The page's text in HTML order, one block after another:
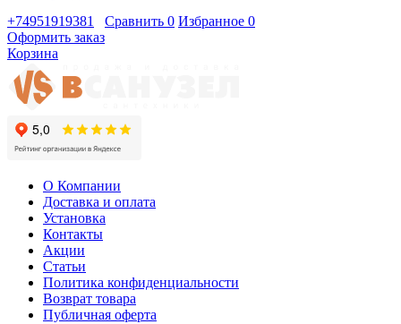
+74951919381
Сравнить 0 Избранное 0
Оформить заказ
Корзина
О Компании
Доставка и оплата
Установка
Контакты
Акции
Статьи
Политика конфиденциальности
Возврат товара
Публичная оферта